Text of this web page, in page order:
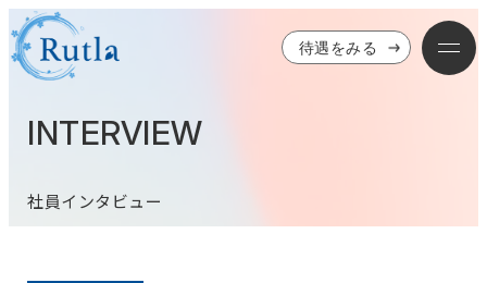
待遇をみる
INTERVIEW
社員インタビュー